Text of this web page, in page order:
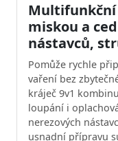
Multifunkční
miskou a
nástavců,
Pomůže rychle
vaření bez
kráječ 9v1
loupání i
nerezových
usnadní přípravu